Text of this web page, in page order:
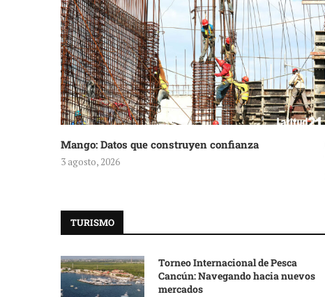
Mango: Datos que construyen confianza
3 agosto, 2026
TURISMO
Torneo Internacional de Pesca
Cancún: Navegando hacia nuevos
mercados